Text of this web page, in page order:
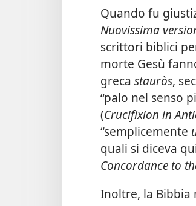
Quando fu
Nuovissima
scrittori biblici
morte Gesù
greca stauròs,
“palo nel senso
(Crucifixion in
“semplicemente
quali si diceva
Concordance to
Inoltre, la Bibbia